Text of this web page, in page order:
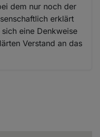
dem nur noch der
erklärt
eine Denkweise
Verstand an das